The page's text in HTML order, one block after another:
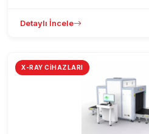
Detaylı İncele
X-RAY CIHAZLARI